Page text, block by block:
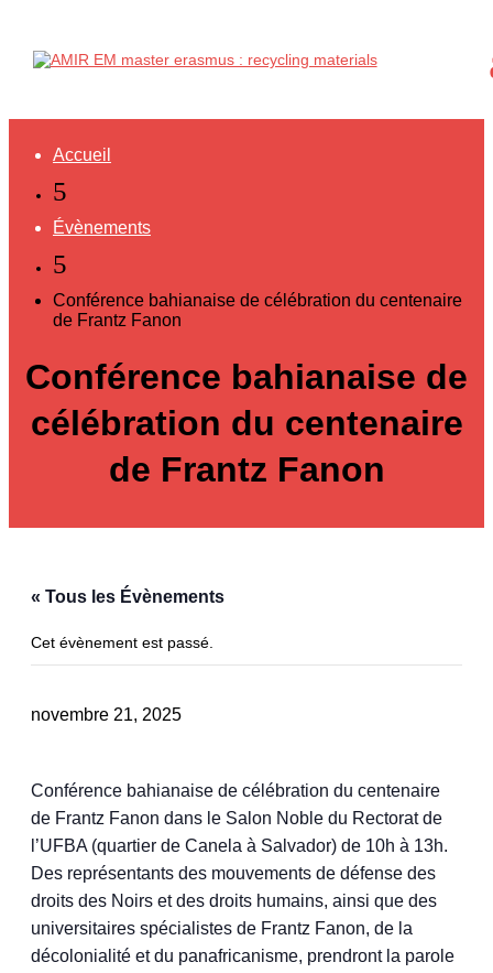
Accueil
5
Évènements
5
Conférence bahianaise de célébration du centenaire
de Frantz Fanon
Conférence bahianaise de
célébration du centenaire
de Frantz Fanon
« Tous les Évènements
Cet évènement est passé.
novembre 21, 2025
Conférence bahianaise de célébration du centenaire
de Frantz Fanon dans le Salon Noble du Rectorat de
l’UFBA (quartier de Canela à Salvador) de 10h à 13h.
Des représentants des mouvements de défense des
droits des Noirs et des droits humains, ainsi que des
universitaires spécialistes de Frantz Fanon, de la
décolonialité et du panafricanisme, prendront la parole